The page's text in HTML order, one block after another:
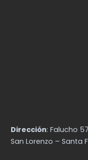
Dirección: Falucho
San Lorenzo – Santa